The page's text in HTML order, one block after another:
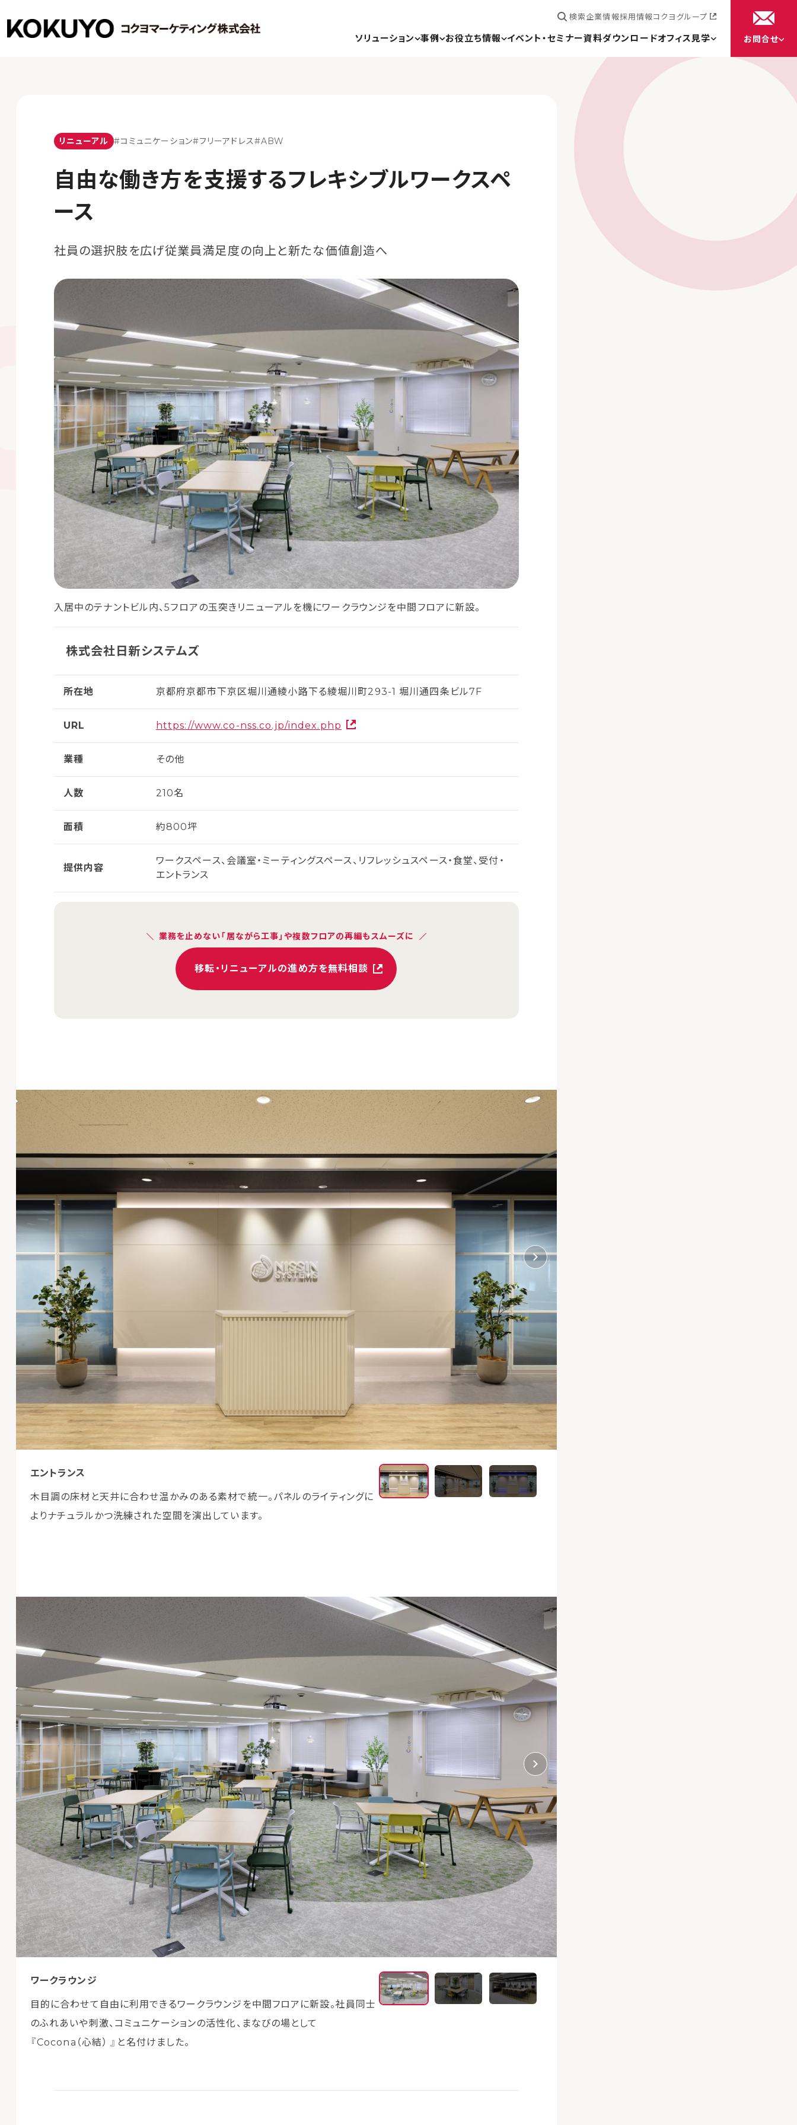
ソリューション 事例 お役立ち情報 イベント・セミナー資料ダウンロードオフィス見学
検索企業情報採用情報コクヨグループ
お問合せ
リニューアル #コミュニケーション#フリーアドレス#ABW
自由な働き方を支援するフレキシブルワークスペ
ース
社員の選択肢を広げ従業員満足度の向上と新たな価値創造へ
入居中のテナントビル内、5フロアの玉突きリニューアルを機にワークラウンジを中間フロアに新設。
株式会社日新システムズ
所在地 京都府京都市下京区堀川通綾小路下る綾堀川町293-1 堀川通四条ビル7F
URL https://www.co-nss.co.jp/index.php
業種 その他
人数 210名
面積 約800坪
提供内容
ワークスペース、会議室・ミーティングスペース、リフレッシュスペース・食堂、受付・
エントランス
業務を止めない「居ながら工事」や複数フロアの再編もスムーズに
移転・リニューアルの進め方を無料相談
エントランス
木目調の床材と天井に合わせ温かみのある素材で統一。パネルのライティングに
よりナチュラルかつ洗練された空間を演出しています。
エントランス
エントランスとワークスペースの区分けをガラス間仕切とすることで、オフィスに開
ワークラウンジ
目的に合わせて自由に利用できるワークラウンジを中間フロアに新設。社員同士
のふれあいや刺激、コミュニケーションの活性化、まなびの場として
『Cocona（心結） 』と名付けました。
ワークラウンジ
来客エリアと隣接しているため、打合せや社内行事以外にも、来客対応や懇親会